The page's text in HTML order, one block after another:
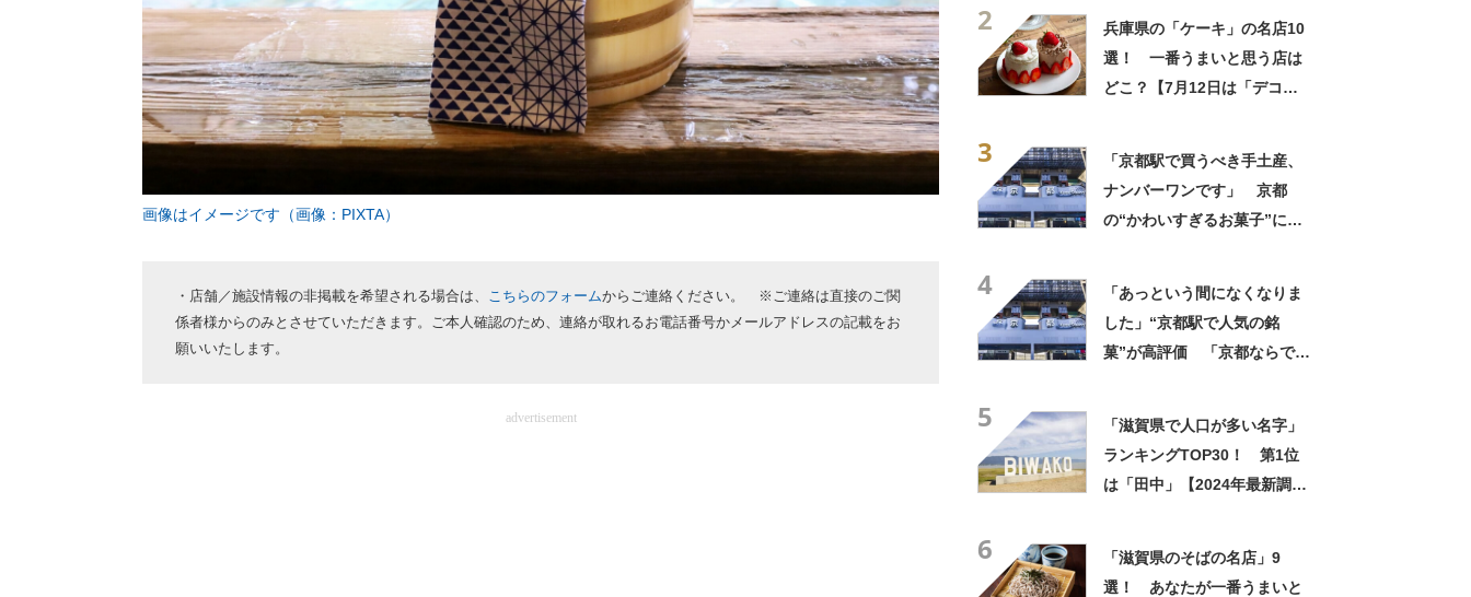
画像はイメージです（画像：PIXTA）
・店舗／施設情報の非掲載を希望される場合は、 こちらのフォームからご連絡ください。 ※ご連絡は直接のご関
係者様からのみとさせていただきます。ご本人確認のため、連絡が取れるお電話番号かメールアドレスの記載をお
願いいたします。
advertisement
2
兵庫県の「ケーキ」の名店10
選！ 一番うまいと思う店は
どこ？【7月12日は「デコレ
3
「京都駅で買うべき手土産、
ナンバーワンです」 京都
の“かわいすぎるお菓子”に反
4
「あっという間になくなりま
した」“京都駅で人気の銘
菓”が高評価 「京都ならでは
5
「滋賀県で人口が多い名字」
ランキングTOP30！ 第1位
は「田中」【2024年最新調査
6
「滋賀県のそばの名店」9
選！ あなたが一番うまいと